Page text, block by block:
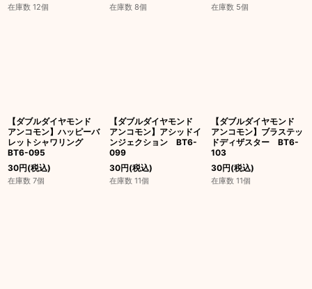
在庫数 12個 在庫数 8個 在庫数 5個
【ダブルダイヤモンド
アンコモン】ハッピーバ
レットシャワリング
BT6-095
30円(税込)
在庫数 7個
【ダブルダイヤモンド
アンコモン】アシッドイ
ンジェクション BT6-
099
30円(税込)
在庫数 11個
【ダブルダイヤモンド
アンコモン】ブラステッ
ドディザスター BT6-
103
30円(税込)
在庫数 11個